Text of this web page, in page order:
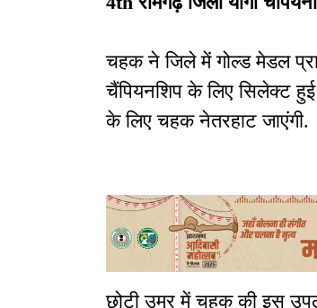
चहक ने जिले में गोल्ड मेडल
चैंपियनशिप के लिए सिलेक्ट
के लिए चहक नेतरहाट जाएंगी.
छोटी उम्र में चहक की इस